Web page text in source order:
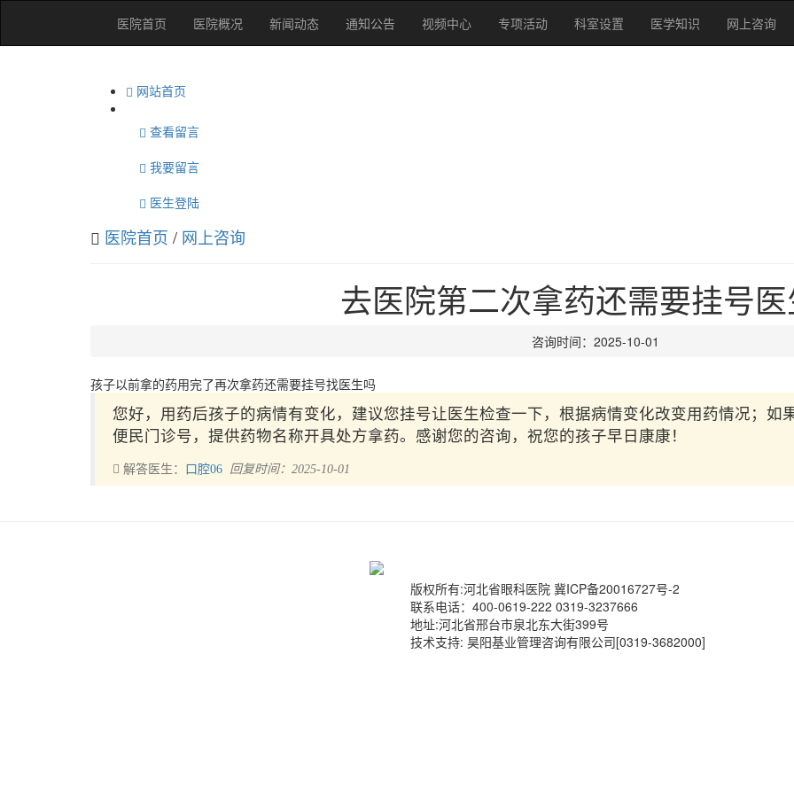
医院首页 医院概况 新闻动态 通知公告 视频中心 专项活动 科室设置 医学知识 网上咨询
网站首页
查看留言
我要留言
医生登陆
医院首页 / 网上咨询
去医院第二次拿药还需要挂号
咨询时间：2025-10-01
孩子以前拿的药用完了再次拿药还需要挂号找医生吗
您好，用药后孩子的病情有变化，建议您挂号让医生检查一下，根据病情变化改变用药情况；如
便民门诊号，提供药物名称开具处方拿药。感谢您的咨询，祝您的孩子早日康康！
解答医生： 口腔06 回复时间：2025-10-01
版权所有:河北省眼科医院 冀ICP备20016727号-2
联系电话：400-0619-222 0319-3237666
地址:河北省邢台市泉北东大街399号
技术支持: 昊阳基业管理咨询有限公司[0319-3682000]